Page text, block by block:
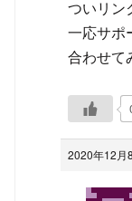
ついリン
一応サポ
合わせて
2020年12月